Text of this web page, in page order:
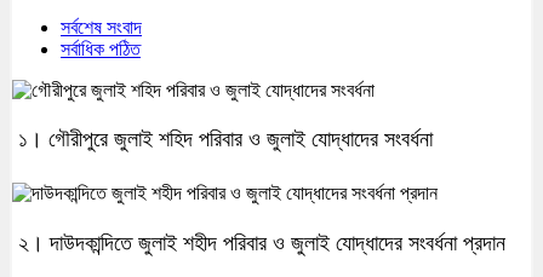
সর্বশেষ সংবাদ
সর্বাধিক পঠিত
১। গৌরীপুরে জুলাই শহিদ পরিবার ও জুলাই যোদ্ধাদের সংবর্ধনা
২। দাউদকান্দিতে জুলাই শহীদ পরিবার ও জুলাই যোদ্ধাদের সংবর্ধনা প্রদান